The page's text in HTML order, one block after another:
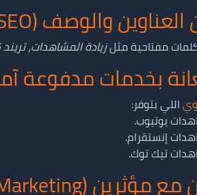
مفتاحية مثلزيادة المشاهدات، تريند 2025، فيديو قصير
اللي بتوفر:
يوتيوب.
إنستقرام.
تيك توك.